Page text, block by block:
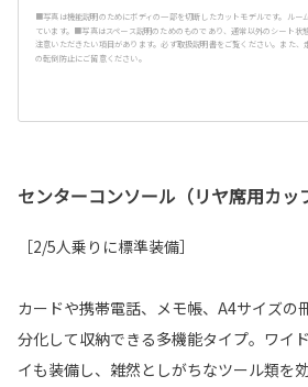
■写真は機能説明のためにボディの一部を切断したカットモデルです。ルー
ています。■写真はスペース説明のためのものであり、通常以外のシート状
注意いただきたい項目があります。必ず取扱説明書をご覧ください。また、
の転倒防止にご留意ください。
センターコンソール（リヤ席用カッ
［2/5人乗りに標準装備］
カードや携帯電話、メモ帳、A4サイズの
分化して収納できる多機能タイプ。ワイ
イも装備し、雑然としがちなツール類を